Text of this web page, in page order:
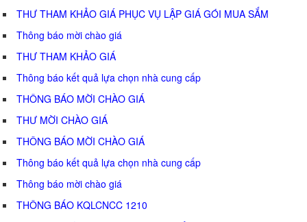
THƯ THAM KHẢO GIÁ PHỤC VỤ LẬP GIÁ GÓI MUA SẮM
Thông báo mời chào giá
THƯ THAM KHẢO GIÁ
Thông báo kết quả lựa chọn nhà cung cấp
THÔNG BÁO MỜI CHÀO GIÁ
THƯ MỜI CHÀO GIÁ
THÔNG BÁO MỜI CHÀO GIÁ
Thông báo kết quả lựa chọn nhà cung cấp
Thông báo mời chào giá
THÔNG BÁO KQLCNCC 1210